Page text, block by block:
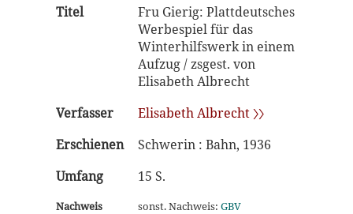
Titel
Fru Gierig: Plattdeutsches
Werbespiel für das
Winterhilfswerk in einem
Aufzug / zsgest. von
Elisabeth Albrecht
Verfasser
Elisabeth Albrecht 〉〉
Erschienen
Schwerin : Bahn, 1936
Umfang
15 S.
Nachweis sonst. Nachweis: GBV